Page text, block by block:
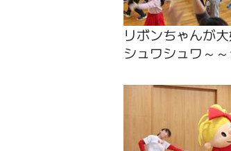
リボンちゃんが
シュワシュワ～